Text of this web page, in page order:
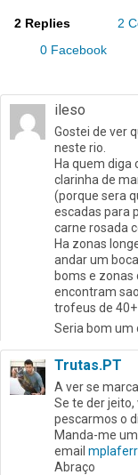
2 Replies 2
0 Facebook
ileso
Gostei de ver
neste rio.
Ha quem diga
clarinha de
(porque sera
escadas para
carne rosada
Ha zonas
andar um
boms e zonas
encontram
trofeus de 40+
Seria bom um
Trutas.PT
A ver se
Se te der
pescarmos o
Manda-me
email
Abraço